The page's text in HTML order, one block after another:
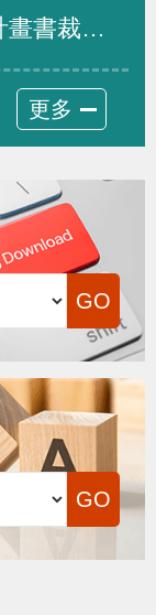
並自即日生效
更多